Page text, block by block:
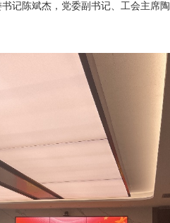
记陈斌杰，党委副书记、工会主席陶